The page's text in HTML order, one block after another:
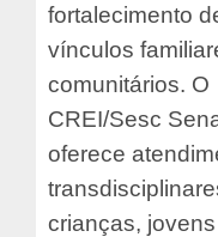
fortalecimento
vínculos
comunitários. O
CREI/Sesc
oferece
crianças,